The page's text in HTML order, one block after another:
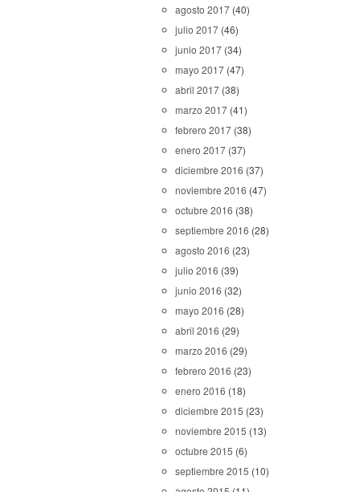
agosto 2017 (40)
julio 2017 (46)
junio 2017 (34)
mayo 2017 (47)
abril 2017 (38)
marzo 2017 (41)
febrero 2017 (38)
enero 2017 (37)
diciembre 2016 (37)
noviembre 2016 (47)
octubre 2016 (38)
septiembre 2016 (28)
agosto 2016 (23)
julio 2016 (39)
junio 2016 (32)
mayo 2016 (28)
abril 2016 (29)
marzo 2016 (29)
febrero 2016 (23)
enero 2016 (18)
diciembre 2015 (23)
noviembre 2015 (13)
octubre 2015 (6)
septiembre 2015 (10)